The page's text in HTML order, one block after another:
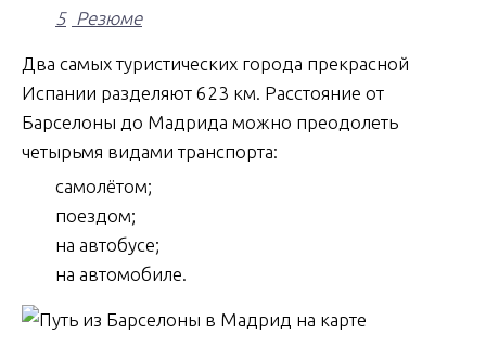
5 Резюме
Два самых туристических города прекрасной
Испании разделяют 623 км. Расстояние от
Барселоны до Мадрида можно преодолеть
четырьмя видами транспорта:
самолётом;
поездом;
на автобусе;
на автомобиле.